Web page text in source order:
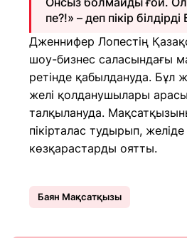
пе?!» – деп пікір
Дженнифер Лопестің
шоу-бизнес саласындағы
ретінде қабылдануда. Бұл
желі қолданушылары
талқылануда.
пікірталас тудырып, желіде
көзқарастарды оятты.
Баян Мақсатқызы